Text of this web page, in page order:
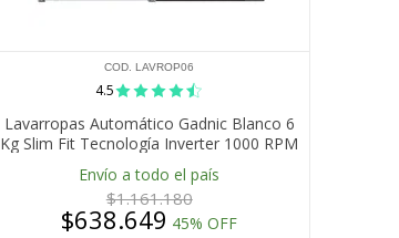
COD. LAVROP06
4.5
Lavarropas Automático Gadnic Blanco 6
Kg Slim Fit Tecnología Inverter 1000 RPM
Carga Frontal 14 Programas Lavado
Rápido 15 Min
Envío a todo el país
$1.161.180
$638.649 45% OFF